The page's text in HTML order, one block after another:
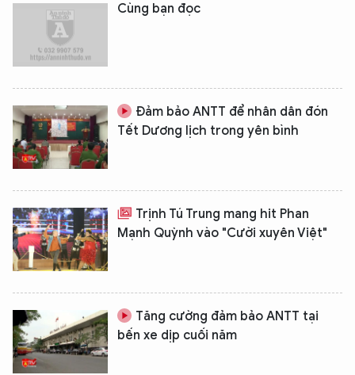
Cùng bạn đọc
Đảm bảo ANTT để nhân dân đón
Tết Dương lịch trong yên bình
Trịnh Tú Trung mang hit Phan
Mạnh Quỳnh vào "Cười xuyên Việt"
Tăng cường đảm bảo ANTT tại
bến xe dịp cuối năm